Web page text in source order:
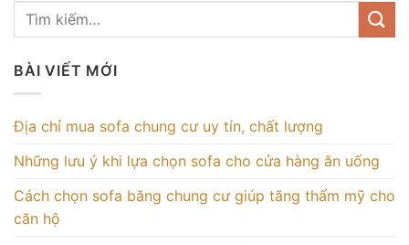
BÀI VIẾT MỚI
Địa chỉ mua sofa chung cư uy tín, chất lượng
Những lưu ý khi lựa chọn sofa cho cửa hàng ăn uống
Cách chọn sofa băng chung cư giúp tăng thẩm mỹ cho
căn hộ